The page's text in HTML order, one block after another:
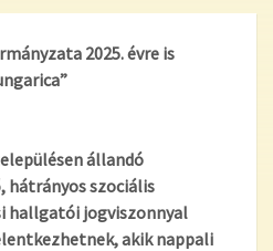
2025. évre is
állandó
hátrányos szociális
hallgatói jogviszonnyal
ntkezhetnek, akik nappali